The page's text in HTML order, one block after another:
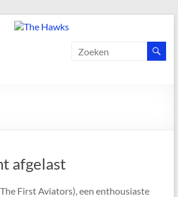
afgelast
First Aviators), een enthousiaste